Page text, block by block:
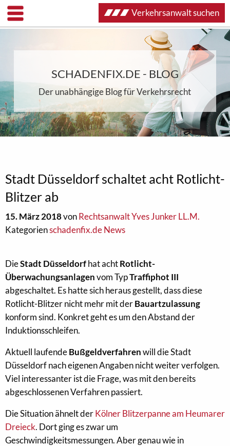
SCHADENFIX.DE - BLOG
Der unabhängige Blog für Verkehrsrecht
Stadt Düsseldorf schaltet acht Rotlicht-
Blitzer ab
15. März 2018vonRechtsanwalt Yves Junker LL.M.
Kategorienschadenfix.de News
DieStadt Düsseldorfhat achtRotlicht-
Überwachungsanlagenvom TypTraffiphot III
abgeschaltet. Es hatte sich heraus gestellt, dass diese
Rotlicht-Blitzer nicht mehr mit derBauartzulassung
konform sind. Konkret geht es um den Abstand der
Induktionsschleifen.
Aktuell laufendeBußgeldverfahrenwill die Stadt
Düsseldorf nach eigenen Angaben nicht weiter verfolgen.
Viel interessanter ist die Frage, was mit den bereits
abgeschlossenen Verfahren passiert.
Die Situation ähnelt derKölner Blitzerpanne am Heumarer
Dreieck. Dort ging es zwar um
Geschwindigkeitsmessungen. Aber genau wie in
Verkehrsanwalt suchen